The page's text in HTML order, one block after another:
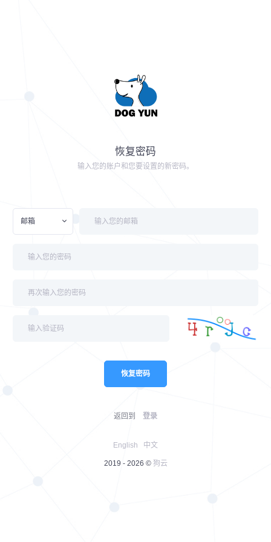
恢复密码
输入您的账户和您要设置的新密码。
邮箱
恢复密码
返回到 登录
English 中文
2019 - 2026 © 狗云